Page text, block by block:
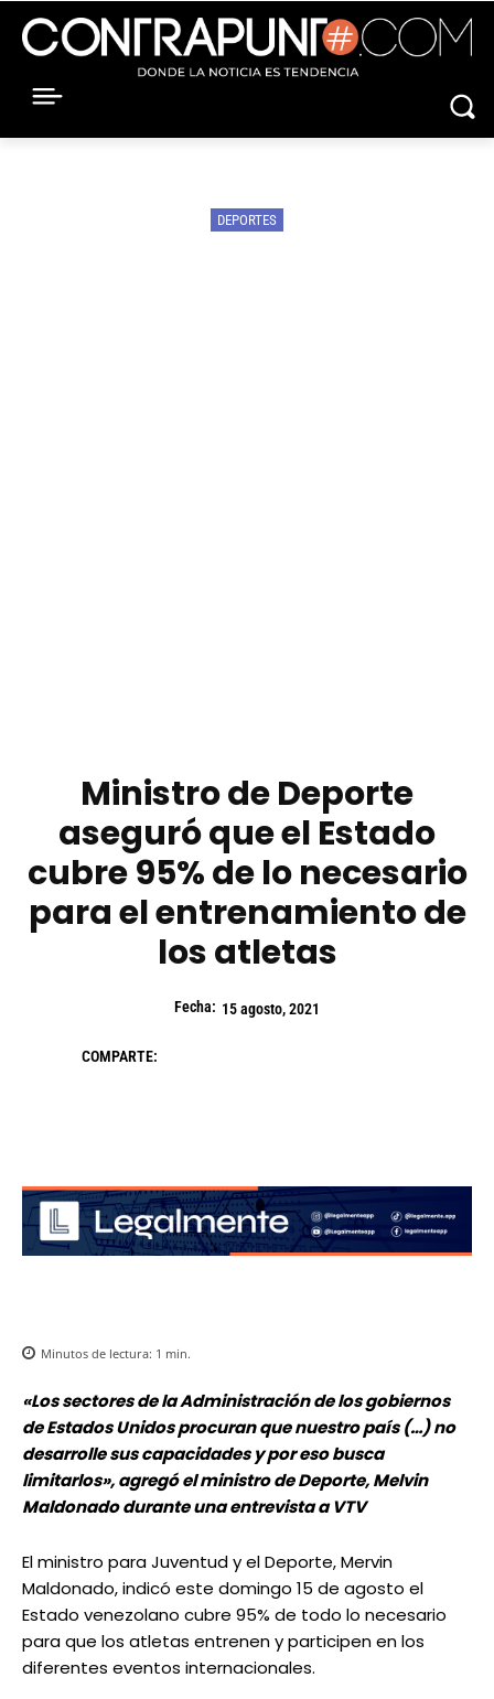
DEPORTES
Ministro de Deporte
aseguró que el Estado
cubre 95% de lo necesario
para el entrenamiento de
los atletas
Fecha: 15 agosto, 2021
COMPARTE:
Minutos de lectura: 1 min.
«Los sectores de la Administración de los gobiernos
de Estados Unidos procuran que nuestro país (…) no
desarrolle sus capacidades y por eso busca
limitarlos», agregó el ministro de Deporte, Melvin
Maldonado durante una entrevista a VTV
El ministro para Juventud y el Deporte, Mervin
Maldonado, indicó este domingo 15 de agosto el
Estado venezolano cubre 95% de todo lo necesario
para que los atletas entrenen y participen en los
diferentes eventos internacionales.